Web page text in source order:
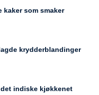
kaker som smaker
krydderblandinger
indiske kjøkkenet